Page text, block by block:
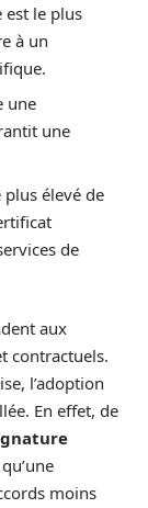
est le plus
à un
une
une
plus élevé de
de
aux
contractuels.
l’adoption
En effet, de
moins